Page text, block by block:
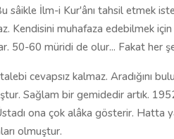
sâikle İlm-i Kur'ânı tahsil etmek
Kendisini muhafaza edebilmek
50-60 müridi de olur... Fakat her
cevapsız kalmaz. Aradığını
Sağlam bir gemidedir artık.
ona çok alâka gösterir. Hatta
olmuştur.